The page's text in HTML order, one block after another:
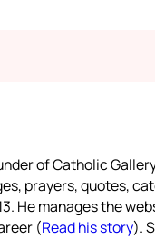
of Catholic
prayers, quotes,
He manages the
(Read his story).